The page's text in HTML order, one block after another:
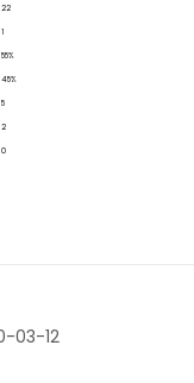
22
1
55%
45%
5
2
0
03-12